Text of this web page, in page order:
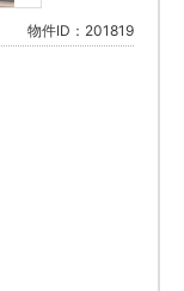
物件ID：201819